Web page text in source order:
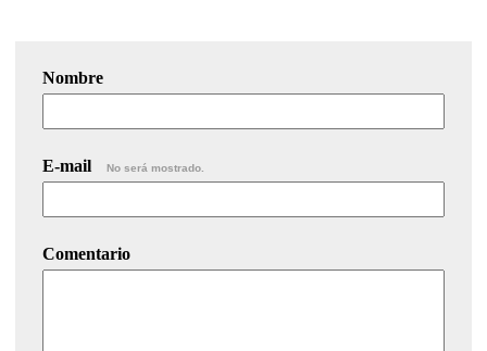
Nombre
E-mail No será mostrado.
Comentario